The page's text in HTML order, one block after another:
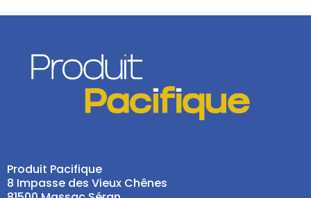
Produit Pacifique
8 Impasse des Vieux Chênes